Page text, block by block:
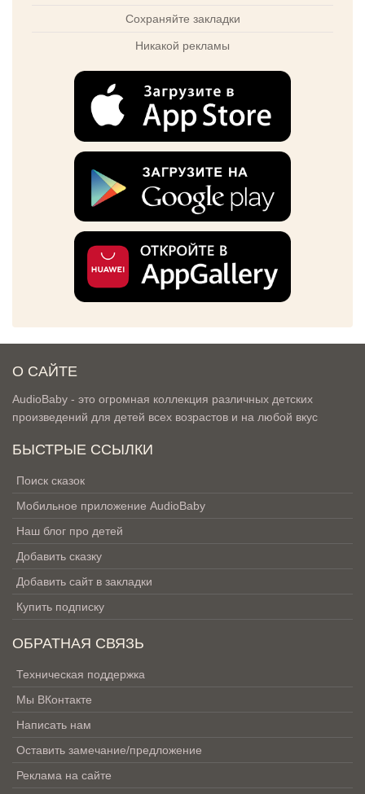
Сохраняйте закладки
Никакой рекламы
О САЙТЕ
AudioBaby - это огромная коллекция различных детских
произведений для детей всех возрастов и на любой вкус
БЫСТРЫЕ ССЫЛКИ
Поиск сказок
Мобильное приложение AudioBaby
Наш блог про детей
Добавить сказку
Добавить сайт в закладки
Купить подписку
ОБРАТНАЯ СВЯЗЬ
Техническая поддержка
Мы ВКонтакте
Написать нам
Оставить замечание/предложение
Реклама на сайте